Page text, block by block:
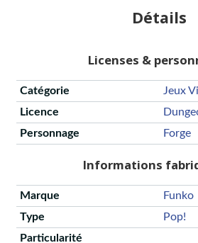
Détails
Licenses &
Catégorie
Jeux
Licence
Personnage
Forge
Informations
Marque
Funko
Type
Pop!
Particularité